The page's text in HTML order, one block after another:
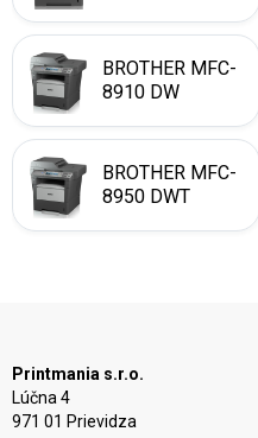
BROTHER MFC-
8910 DW
BROTHER MFC-
8950 DWT
Printmania s.r.o.
Lúčna 4
971 01 Prievidza